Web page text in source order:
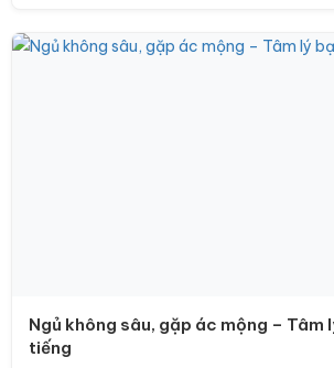
Ngủ không sâu, gặp ác mộng – Tâm
tiếng